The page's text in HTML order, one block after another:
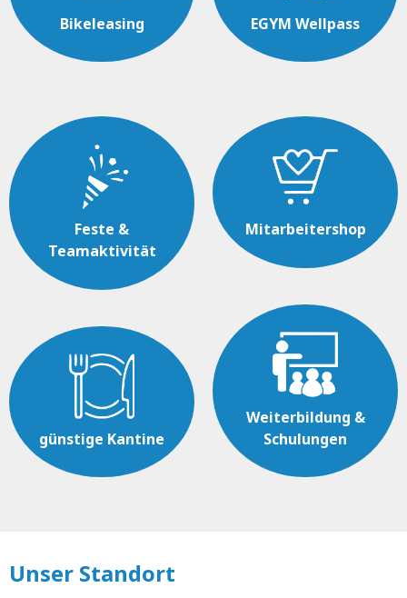
Bikeleasing EGYM Wellpass
Feste &
Teamaktivität
günstige Kantine
Mitarbeitershop
Weiterbildung &
Schulungen
Unser Standort